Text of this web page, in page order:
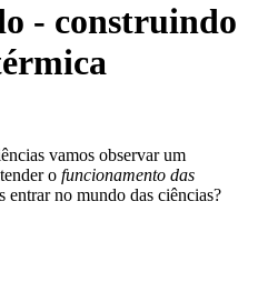
- construindo
vamos observar um
o funcionamento das
entrar no mundo das ciências?